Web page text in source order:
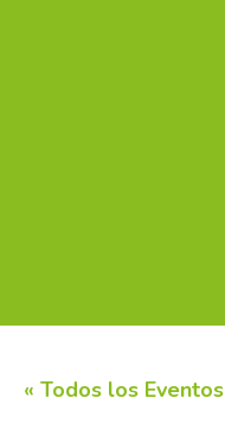
« Todos los Eventos